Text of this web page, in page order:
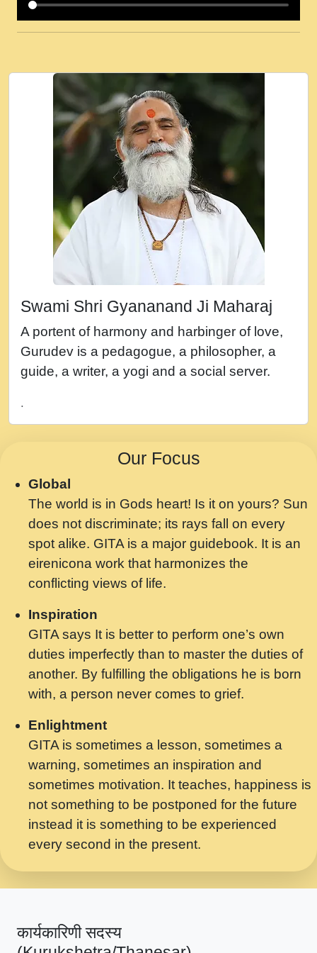
कई पकड क मर हथ र मह वदवन पहच दय! मह जन
Ki - Krishna Bhajan - New Bhajan 2020
#Ishwar Bhakti.mp3
जब से गीता ज्ञान पाया मैं बड़ी मस्ती में हूँ । 2018 -
Rishikesh - Ratan Ji Rasik.mp3
तन हल दल द सनव मड उतत सर रख क, नल रव त
गल लग जव त सर उतत हथ रख द!.mp3
तू कर प्रीतम से प्रीत, यूहीं दिन बीतते जाते हैं ।
2018 - Rishikesh - Swami Gyananand Ji
Maharaj.mp3
न म गवद गपल गद फर, पयर महन न रझद फर! shri
नह भरस रह लडडल... अपन खट करम क !!!! मह दद
सहर चरण क .....mp3
बगड नसब कसन सवर तर बगर Shri ravinandan
shastri ji maharaj.mp3
Chahe Ram Ho Chahe Shyam Ho.mp3
मझ अपन जवन बनन न आय, रठ हर क मनन न आय
Shri ravinandan shastri ji maharaj.mp3
मन अशांत मंत्र जाप - गीता प्रेरणा -Swami
Gyananand Ji Maharaj.mp3
मन बध लय परम वल कगन Special Shyam
Saawariya.mp3
मर गनय न अपरध लडडल शर रध.... Shri
ravinandan shastri ji maharaj.mp3
मेरे मन हरी का ध्यान लगा - भजन भाव - 2018 -
Rishikesh - Swami Gyananand Ji
Maharaj.mp3
यह हसरत तलब ह नकज कमर Yahi Hasraten
Talab Hai Bhav Pravah #bhajan.mp3
लडल ज बल ल क ज न लग Sadhvi Purnima Ji
7.9.2021 जवल नगर दलल #बसर.mp3
सख भ मझ पयर ह दख भ मझ पयर ह!छड म कस दत
सपरहट भजन 2021 - तर अखय ह जद भर बहर ज म
सपरहट शयम भजन - जय जय शयम जय जय शयम
Swami Shri Gyananand Ji Maharaj
A portent of harmony and harbinger of love,
Gurudev is a pedagogue, a philosopher, a
guide, a writer, a yogi and a social server.
.
Our Focus
Global
The world is in Gods heart! Is it on yours? Sun
does not discriminate; its rays fall on every
spot alike. GITA is a major guidebook. It is an
eirenicona work that harmonizes the
conflicting views of life.
Inspiration
GITA says It is better to perform one’s own
duties imperfectly than to master the duties of
another. By fulfilling the obligations he is born
with, a person never comes to grief.
Enlightment
GITA is sometimes a lesson, sometimes a
warning, sometimes an inspiration and
sometimes motivation. It teaches, happiness is
not something to be postponed for the future
instead it is something to be experienced
every second in the present.
कार्यकारिणी सदस्य